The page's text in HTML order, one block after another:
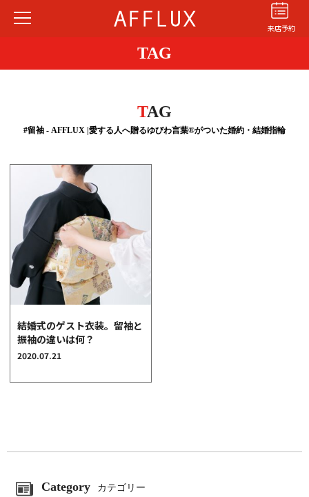
来店予約
商品カテゴリ
ショップ
AFFLUXについて
AFFLUXの永久保証®
無限大のオーダーメイド
ゆびわ言葉®
クオリティ
AFFLUXダイヤモンド
サービス
お役立ち記事
06-7777-7370
TAG
TAG
#留袖 - AFFLUX |愛する人へ贈るゆびわ言葉®がついた婚約・結婚指輪
結婚式のゲスト衣装。留袖と
振袖の違いは何？
2020.07.21
Category カテゴリー